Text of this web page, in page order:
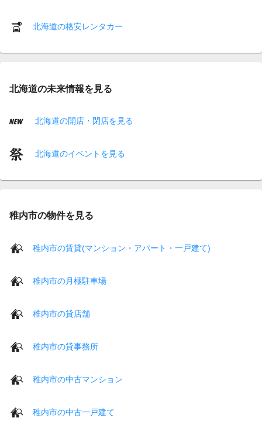
北海道の格安レンタカー
北海道の未来情報を見る
北海道の開店・閉店を見る
北海道のイベントを見る
稚内市の物件を見る
稚内市の賃貸(マンション・アパート・一戸建て)
稚内市の月極駐車場
稚内市の貸店舗
稚内市の貸事務所
稚内市の中古マンション
稚内市の中古一戸建て